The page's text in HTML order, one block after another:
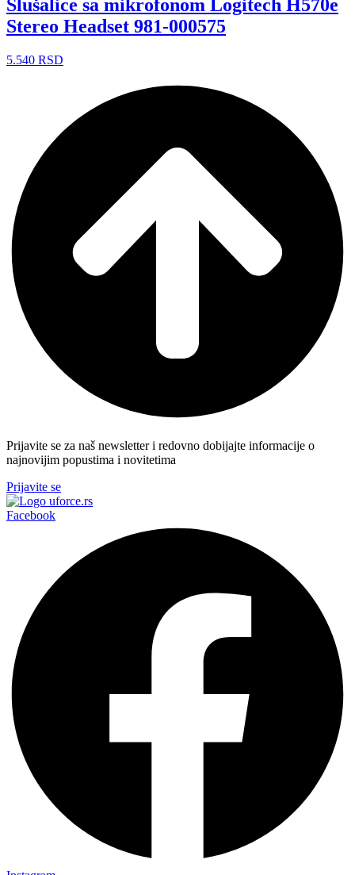
Slušalice sa mikrofonom Logitech H570e
Stereo Headset 981-000575
5.540 RSD
Prijavite se za naš newsletter i redovno dobijajte informacije o
najnovijim popustima i novitetima
Prijavite se
Facebook